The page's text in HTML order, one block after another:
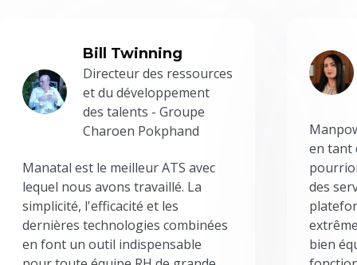
Bill Twinning
Directeur des ressources
et du développement
des talents - Groupe
Charoen Pokphand
Manatal est le meilleur ATS avec
lequel nous avons travaillé. La
simplicité, l'efficacité et les
dernières technologies combinées
en font un outil indispensable
en tant
des
bien